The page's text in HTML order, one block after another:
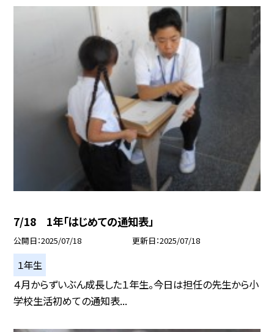
7/18 1年「はじめての通知表」
公開日 2025/07/18 更新日 2025/07/18
１年生
４月からずいぶん成長した１年生。今日は担任の先生から小
学校生活初めての通知表...